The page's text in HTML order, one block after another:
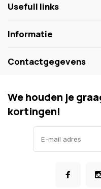
Usefull links
Informatie
Contactgegevens
We houden je
kortingen!